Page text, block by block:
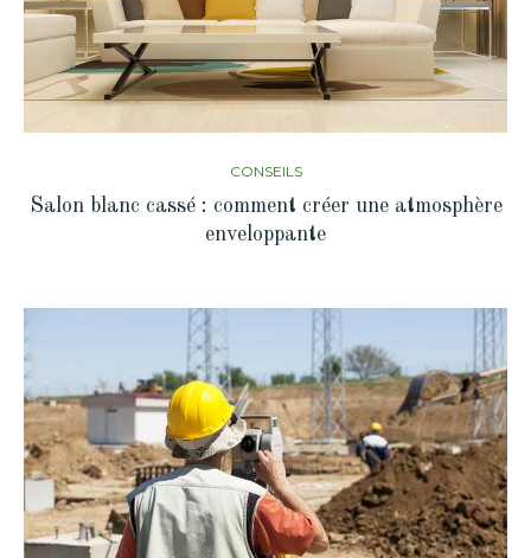
CONSEILS
Salon blanc cassé : comment créer une atmosphère
enveloppante